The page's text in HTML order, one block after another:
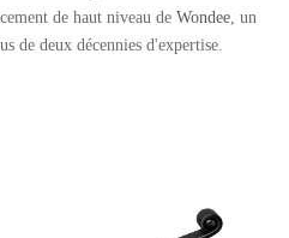
de haut niveau de Wondee, un
de deux décennies d'expertise.